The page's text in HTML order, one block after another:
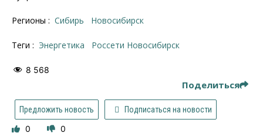
Регионы : Сибирь Новосибирск
Теги : энергетика Россети Новосибирск
8 568
Поделиться
Предложить новость Подписаться на новости
0 0